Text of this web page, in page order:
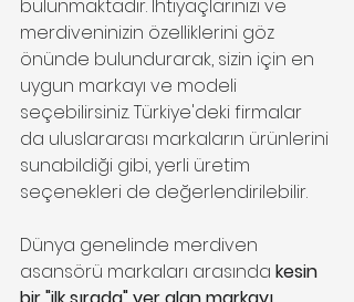
bulunmaktadır. İhtiyaçlarınızı ve
merdiveninizin özelliklerini göz
önünde bulundurarak, sizin için en
uygun markayı ve modeli
seçebilirsiniz. Türkiye'deki firmalar
da uluslararası markaların ürünlerini
sunabildiği gibi, yerli üretim
seçenekleri de değerlendirilebilir.
Dünya genelinde merdiven
asansörü markaları arasında kesin